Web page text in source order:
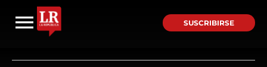
SUSCRIBIRSE